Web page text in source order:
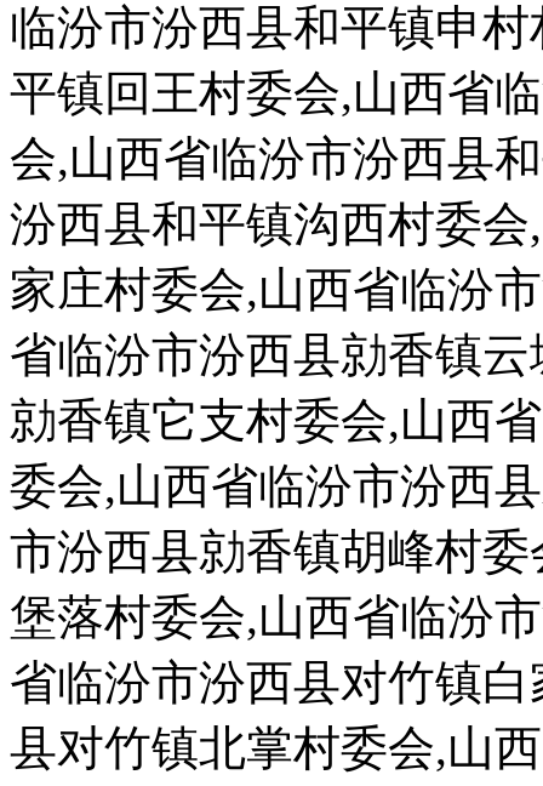
临汾市汾西县和平镇申
平镇回王村委会,山西省
会,山西省临汾市汾西县
汾西县和平镇沟西村委
家庄村委会,山西省临汾
省临汾市汾西县勍香镇
勍香镇它支村委会,山西
委会,山西省临汾市汾西
市汾西县勍香镇胡峰村
堡落村委会,山西省临汾
省临汾市汾西县对竹镇
县对竹镇北掌村委会,山